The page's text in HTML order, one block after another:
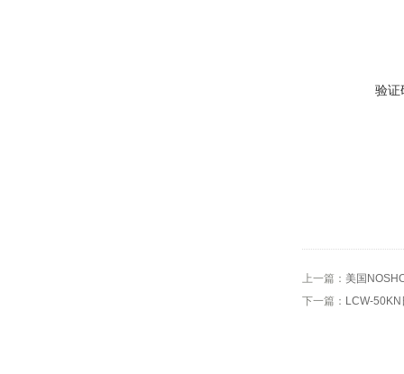
验证
上一篇： 美国
下一篇： LCW-